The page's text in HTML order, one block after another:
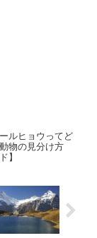
ルヒョウってど
物の見分け方
】